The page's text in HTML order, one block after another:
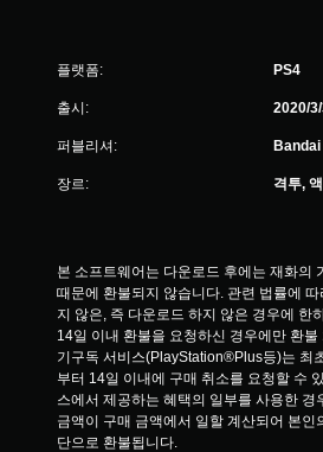
플랫폼: PS4
출시: 2020/
퍼블리셔:
장르: 격투,
본 소프트웨어는 다운로드 후에는 재화의
때문에 환불되지 않습니다. 관련 법률에
지 않은, 즉 다운로드 하지 않은 경우에 한
14일 이내 환불을 요청하신 경우에만 환불
기구독 서비스(PlayStation®Plus등)는 최
부터 14일 이내에 구매 취소를 요청할 수
스에서 제공하는 혜택의 일부를 사용한 경
금액이 구매 금액에서 일할 계산되어 본인
단으로 환불됩니다.